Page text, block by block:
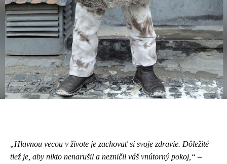
Hlavnou vecou v živote je zachovať si svoje zdravie. Dôležité
tiež je, aby nikto nenarušil a nezničil váš vnútorný pokoj,“ –